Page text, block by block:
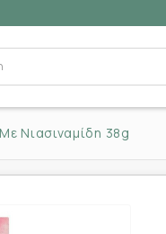
Νιασιναμίδη 38g